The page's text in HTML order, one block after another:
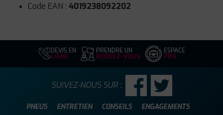
Code EAN : 4019238092202
DEVIS EN
LIGNE
PRENDRE UN
RENDEZ-VOUS
ESPACE
PRO
PNEUS ENTRETIEN CONSEILS ENGAGEMENTS
SUIVEZ-NOUS SUR :